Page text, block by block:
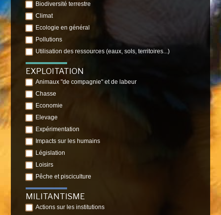
Biodiversité terrestre
Climat
Ecologie en général
Pollutions
Utilisation des ressources (eaux, sols, territoires...)
EXPLOITATION
Animaux "de compagnie" et de labeur
Chasse
Economie
Elevage
Expérimentation
Impacts sur les humains
Législation
Loisirs
Pêche et pisciculture
MILITANTISME
Actions sur les institutions